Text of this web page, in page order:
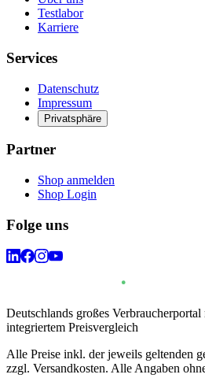
Testlabor
Karriere
Services
Datenschutz
Impressum
Privatsphäre
Partner
Shop anmelden
Shop Login
Folge uns
Deutschlands großes
integriertem Preisvergleich
Alle Preise inkl. der jeweils geltenden
zzgl. Versandkosten. Alle Angaben